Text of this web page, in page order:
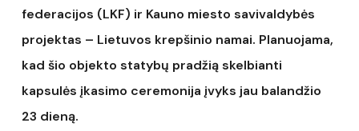
federacijos (LKF) ir Kauno miesto savivaldybės
projektas – Lietuvos krepšinio namai. Planuojama,
kad šio objekto statybų pradžią skelbianti
kapsulės įkasimo ceremonija įvyks jau balandžio
23 dieną.